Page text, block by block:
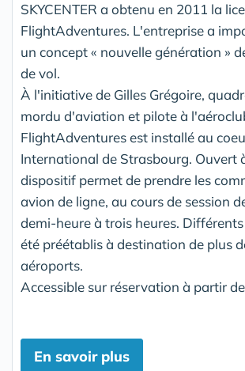
SKYCENTER a obtenu en 2011 la
FlightAdventures. L'entreprise a
un concept « nouvelle génération »
de vol.
À l'initiative de Gilles Grégoire,
mordu d'aviation et pilote à
FlightAdventures est installé au
International de Strasbourg. Ouvert
dispositif permet de prendre les
avion de ligne, au cours de session
demi-heure à trois heures.
été préétablis à destination de plus
aéroports.
Accessible sur réservation à partir
En savoir plus